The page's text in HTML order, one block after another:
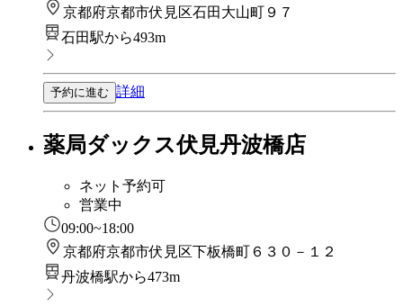
京都府京都市伏見区石田大山町９７
石田駅から493m
予約に進む 詳細
薬局ダックス伏見丹波橋店
ネット予約可
営業中
09:00~18:00
京都府京都市伏見区下板橋町６３０－１２
丹波橋駅から473m